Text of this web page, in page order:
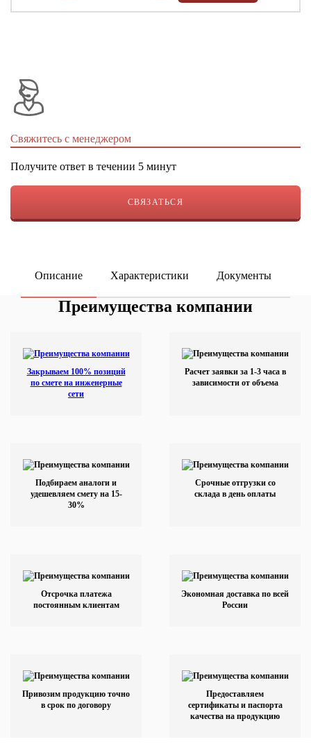
Свяжитесь с менеджером
Получите ответ в течении 5 минут
СВЯЗАТЬСЯ
Описание Характеристики Документы
Преимущества компании
Закрываем 100% позиций
по смете на инженерные
сети
Расчет заявки за 1-3 часа в
зависимости от объема
Подбираем аналоги и
удешевляем смету на 15-
30%
Срочные отгрузки со
склада в день оплаты
Отсрочка платежа
постоянным клиентам
Экономная доставка по всей
России
Привозим продукцию точно
в срок по договору
Предоставляем
сертификаты и паспорта
качества на продукцию